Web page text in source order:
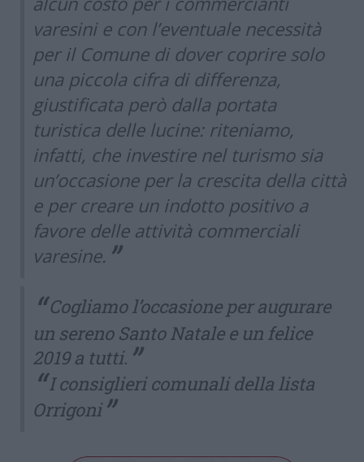
varesini e con l’eventuale necessità
per il Comune di dover coprire solo
una piccola cifra di differenza,
giustificata però dalla portata
turistica delle lucine: riteniamo,
infatti, che investire nel turismo sia
un’occasione per la crescita della città
e per creare un indotto positivo a
favore delle attività commerciali
varesine.
Cogliamo l’occasione per augurare
un sereno Santo Natale e un felice
2019 a tutti.
I consiglieri comunali della lista
Orrigoni